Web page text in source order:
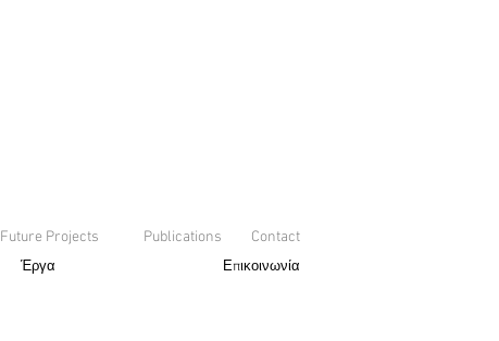
Future Projects Publications Contact
Έργα Επικοινωνία